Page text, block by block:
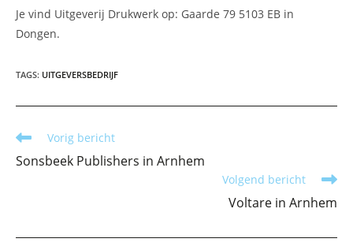
Je vind Uitgeverij Drukwerk op: Gaarde 79 5103 EB in
Dongen.
TAGS: UITGEVERSBEDRIJF
Lees
artikelen
Vorig bericht
Sonsbeek Publishers in Arnhem
Volgend bericht
Voltare in Arnhem